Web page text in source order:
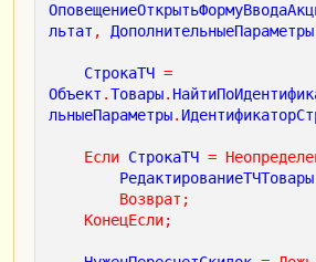
льтат , ДополнительныеПараметры
СтрокаТЧ =
Объект .Товары.
льныеПараметры.
Если СтрокаТЧ =
РедактированиеТЧТовары
Возврат ;
КонецЕсли;